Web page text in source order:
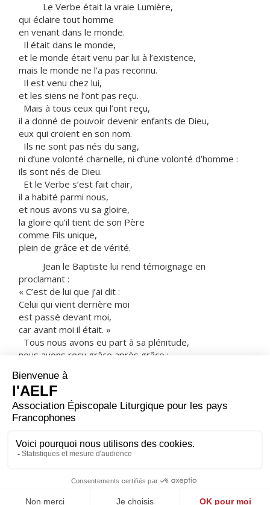
Le Verbe était la vraie Lumière,
qui éclaire tout homme
en venant dans le monde.
Il était dans le monde,
et le monde était venu par lui à l’existence,
mais le monde ne l’a pas reconnu.
Il est venu chez lui,
et les siens ne l’ont pas reçu.
Mais à tous ceux qui l’ont reçu,
il a donné de pouvoir devenir enfants de Dieu,
eux qui croient en son nom.
Ils ne sont pas nés du sang,
ni d’une volonté charnelle, ni d’une volonté d’homme :
ils sont nés de Dieu.
Et le Verbe s’est fait chair,
il a habité parmi nous,
et nous avons vu sa gloire,
la gloire qu’il tient de son Père
comme Fils unique,
plein de grâce et de vérité.
Jean le Baptiste lui rend témoignage en
proclamant :
« C’est de lui que j’ai dit :
Celui qui vient derrière moi
est passé devant moi,
car avant moi il était. »
Tous nous avons eu part à sa plénitude,
nous avons reçu grâce après grâce ;
la grâce et la vérité sont venues par Jésus Christ.
Dieu, personne ne l’a jamais vu ;
le Fils unique, lui qui est Dieu,
lui qui est dans le sein du Père,
c’est lui qui l’a fait connaître.
– Acclamons la Parole de Dieu.